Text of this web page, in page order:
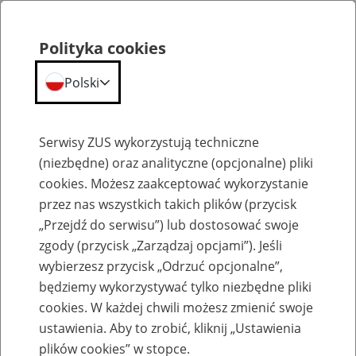
Emerytury
Baza zlikwidowanych lub
przekształconych zakładów pracy
Polityka cookies
Polski
Serwisy ZUS wykorzystują techniczne
(niezbędne) oraz analityczne (opcjonalne) pliki
cookies. Możesz zaakceptować wykorzystanie
przez nas wszystkich takich plików (przycisk
„Przejdź do serwisu”) lub dostosować swoje
zgody (przycisk „Zarządzaj opcjami”). Jeśli
wybierzesz przycisk „Odrzuć opcjonalne”,
będziemy wykorzystywać tylko niezbędne pliki
cookies. W każdej chwili możesz zmienić swoje
ustawienia. Aby to zrobić, kliknij „Ustawienia
plików cookies” w stopce.